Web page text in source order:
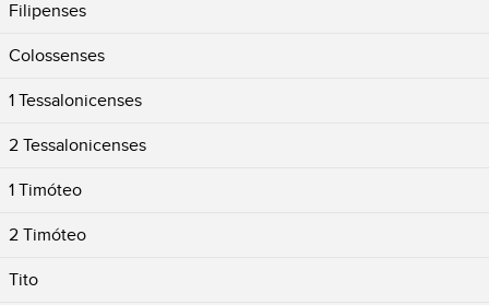
Filipenses
Colossenses
1 Tessalonicenses
2 Tessalonicenses
1 Timóteo
2 Timóteo
Tito